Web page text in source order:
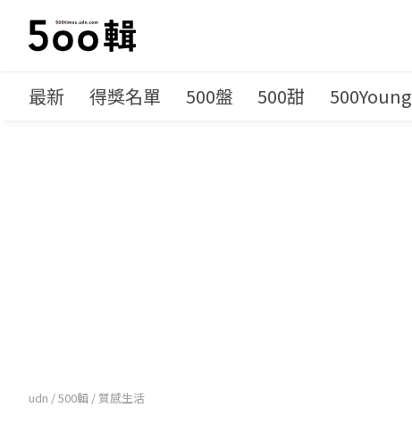
最新 得獎名單 500盤 500甜 500Young
udn /500輯 / 質感生活